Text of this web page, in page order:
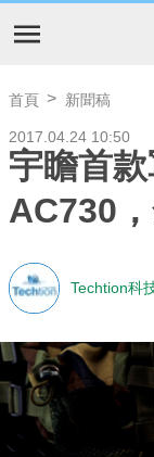
首頁 新聞稿
2017.04.24 10:50
宇瞻首
AC730
Techtion科